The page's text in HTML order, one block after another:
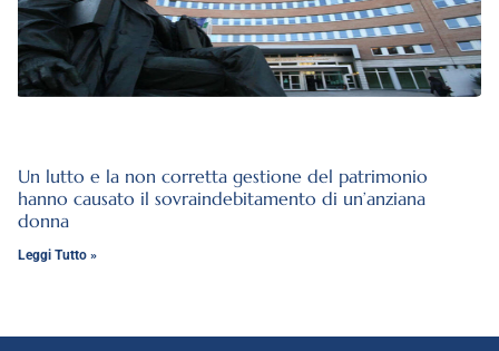
Un lutto e la non corretta gestione del patrimonio
hanno causato il sovraindebitamento di un’anziana
donna
Leggi Tutto »